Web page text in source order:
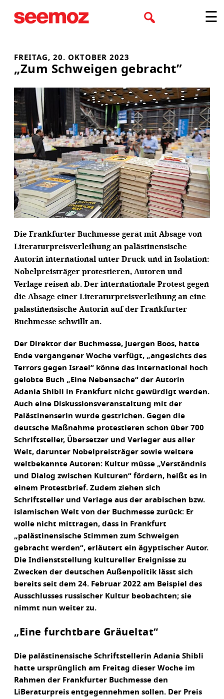
Inhalt
☰
FREITAG, 20. OKTOBER 2023
„Zum Schweigen gebracht”
Die Frankfurter Buchmesse gerät mit Absage von
Literaturpreisverleihung an palästinensische
Autorin international unter Druck und in Isolation:
Nobelpreisträger protestieren, Autoren und
Verlage reisen ab. Der internationale Protest gegen
die Absage einer Literaturpreisverleihung an eine
palästinensische Autorin auf der Frankfurter
Buchmesse schwillt an.
Der Direktor der Buchmesse, Juergen Boos, hatte
Ende vergangener Woche verfügt, „angesichts des
Terrors gegen Israel“ könne das international hoch
gelobte Buch „Eine Nebensache“ der Autorin
Adania Shibli in Frankfurt nicht gewürdigt werden.
Auch eine Diskussionsveranstaltung mit der
Palästinenserin wurde gestrichen. Gegen die
deutsche Maßnahme protestieren schon über 700
Schriftsteller, Übersetzer und Verleger aus aller
Welt, darunter Nobelpreisträger sowie weitere
weltbekannte Autoren: Kultur müsse „Verständnis
und Dialog zwischen Kulturen“ fördern, heißt es in
einem Protestbrief. Zudem ziehen sich
Schriftsteller und Verlage aus der arabischen bzw.
islamischen Welt von der Buchmesse zurück: Er
wolle nicht mittragen, dass in Frankfurt
„palästinensische Stimmen zum Schweigen
gebracht werden“, erläutert ein ägyptischer Autor.
Die Indienststellung kultureller Ereignisse zu
Zwecken der deutschen Außenpolitik lässt sich
bereits seit dem 24. Februar 2022 am Beispiel des
Ausschlusses russischer Kultur beobachten; sie
nimmt nun weiter zu.
„Eine furchtbare Gräueltat“
Die palästinensische Schriftstellerin Adania Shibli
hatte ursprünglich am Freitag dieser Woche im
Rahmen der Frankfurter Buchmesse den
LiBeraturpreis entgegennehmen sollen. Der Preis